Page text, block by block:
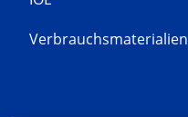
Verbrauchsmaterialien